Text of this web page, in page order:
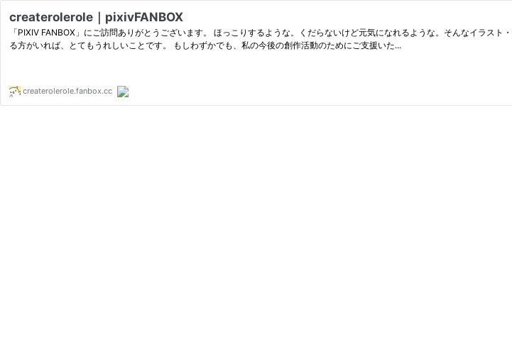
createrolerole｜pixivFANBOX
「PIXIV FANBOX」にご訪問ありがとうございます。 ほっこりするような。くだらないけど元気になれるような。そんなイラスト・創作作品を今後も手掛け
る方がいれば、とてもうれしいことです。 もしわずかでも、私の今後の創作活動のためにご支援いた...
createrolerole.fanbox.cc